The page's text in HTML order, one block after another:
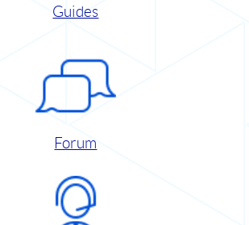
Guides
Forum